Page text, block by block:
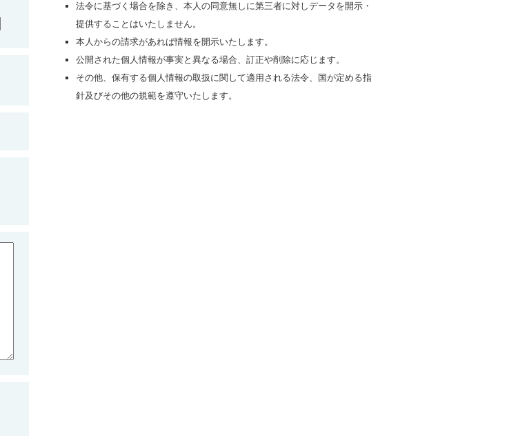
法令に基づく場合を除き、本人の同意無しに第三者に対しデータを開示・
提供することはいたしません。
本人からの請求があれば情報を開示いたします。
公開された個人情報が事実と異なる場合、訂正や削除に応じます。
その他、保有する個人情報の取扱に関して適用される法令、国が定める指
針及びその他の規範を遵守いたします。